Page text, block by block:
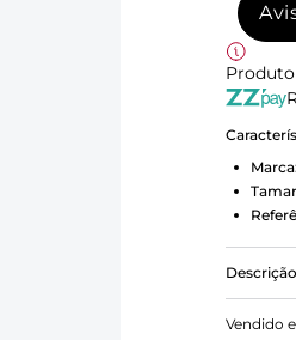
Marca:
Descrição
Vendido